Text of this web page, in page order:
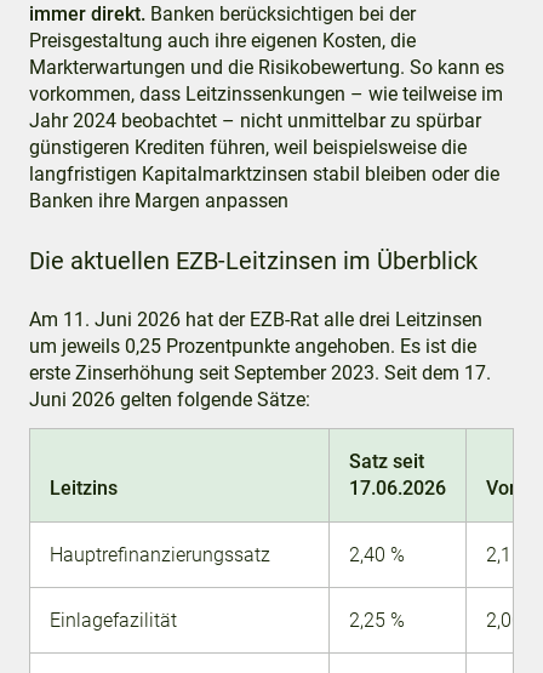
immer direkt. Banken berücksichtigen bei der
Preisgestaltung auch ihre eigenen Kosten, die
Markterwartungen und die Risikobewertung. So kann es
vorkommen, dass Leitzinssenkungen – wie teilweise im
Jahr 2024 beobachtet – nicht unmittelbar zu spürbar
günstigeren Krediten führen, weil beispielsweise die
langfristigen Kapitalmarktzinsen stabil bleiben oder die
Banken ihre Margen anpassen
Die aktuellen EZB-Leitzinsen im Überblick
Am 11. Juni 2026 hat der EZB-Rat alle drei Leitzinsen
um jeweils 0,25 Prozentpunkte angehoben. Es ist die
erste Zinserhöhung seit September 2023. Seit dem 17.
Juni 2026 gelten folgende Sätze:
Leitzins
Satz seit
17.06.2026
Hauptrefinanzierungssatz 2,40 % 2,15 %
Einlagefazilität 2,25 % 2,00 %